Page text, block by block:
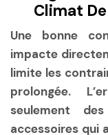
Climat
Une bonne
impacte
limite les
prolongée.
seulement
accessoires qui